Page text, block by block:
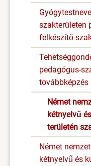
szakterületen
felkészítő
pedagógus-
továbbképzés
Német
kétnyelvű
területén
Német
kétnyelvű és